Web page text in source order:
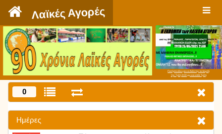
Λαϊκές Αγορές
Πατήστε εδώ για να δείτε την εκπομπή
την Τρίτη 9:00 μμ και κάθε Τρίτη
0
Ημέρες